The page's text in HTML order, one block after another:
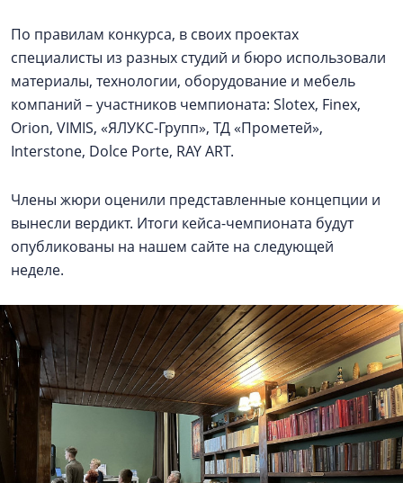
По правилам конкурса, в своих проектах
специалисты из разных студий и бюро использовали
материалы, технологии, оборудование и мебель
компаний – участников чемпионата: Slotex, Finex,
Orion, VIMIS, «ЯЛУКС-Групп», ТД «Прометей»,
Interstone, Dolce Porte, RAY ART.
Члены жюри оценили представленные концепции и
вынесли вердикт. Итоги кейса-чемпионата будут
опубликованы на нашем сайте на следующей
неделе.